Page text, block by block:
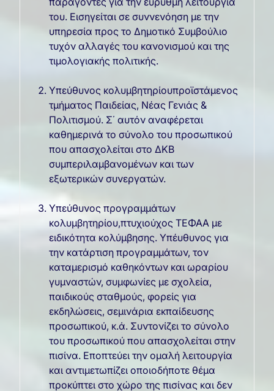
του. Εισηγείται σε συννενόηση με την
υπηρεσία προς το Δημοτικό Συμβούλιο
τυχόν αλλαγές του κανονισμού και της
τιμολογιακής πολιτικής.
Υπεύθυνος κολυμβητηρίουπροϊστάμενος
τμήματος Παιδείας, Νέας Γενιάς &
Πολιτισμού. Σ΄ αυτόν αναφέρεται
καθημερινά το σύνολο του προσωπικού
που απασχολείται στο ΔΚΒ
συμπεριλαμβανομένων και των
εξωτερικών συνεργατών.
Υπεύθυνος προγραμμάτων
κολυμβητηρίου,πτυχιούχος ΤΕΦΑΑ με
ειδικότητα κολύμβησης. Υπέυθυνος για
την κατάρτιση προγραμμάτων, τον
καταμερισμό καθηκόντων και ωραρίου
γυμναστών, συμφωνίες με σχολεία,
παιδικούς σταθμούς, φορείς για
εκδηλώσεις, σεμινάρια εκπαίδευσης
προσωπικού, κ.ά. Συντονίζει το σύνολο
του προσωπικού που απασχολείται στην
πισίνα. Εποπτεύει την ομαλή λειτουργία
και αντιμετωπίζει οποιοδήποτε θέμα
προκύπτει στο χώρο της πισίνας και δεν